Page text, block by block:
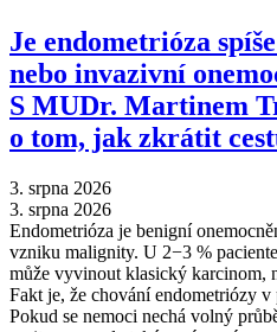
Je endometrióza
nebo invazivní
S MUDr. Martinem
o tom, jak zkrátit
3. srpna 2026
3. srpna 2026
Endometrióza je benigní
vzniku malignity. U 2−3 %
může vyvinout klasický karcinom,
Fakt je, že chování endometriózy
Pokud se nemoci nechá volný